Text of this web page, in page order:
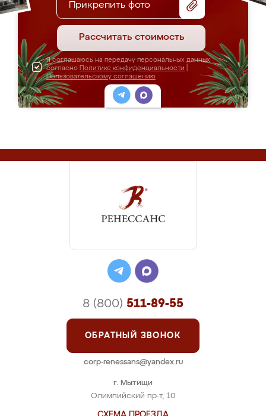
Прикрепить фото
Рассчитать стоимость
Я соглашаюсь на передачу персональных данных
согласно Политике конфиденциальности
Пользовательскому соглашению
г. Мытищи
Олимпийский пр-т, 10
8 (800) 511-89-55
ОБРАТНЫЙ ЗВОНОК
corp-renessans@yandex.ru